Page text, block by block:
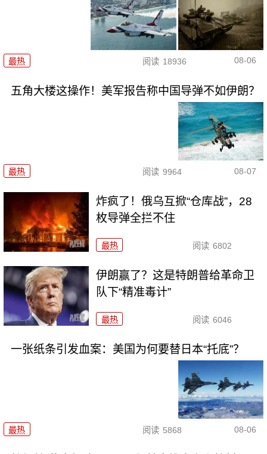
最热 阅读 18936 08-06
五角大楼这操作！美军报告称中国导弹不如伊朗？
最热 阅读 9964 08-07
炸疯了！俄乌互掀“仓库战”，28
枚导弹全拦不住
最热 阅读 6802
伊朗赢了？这是特朗普给革命卫
队下“精准毒计”
最热 阅读 6046
一张纸条引发血案：美国为何要替日本“托底”？
最热 阅读 5868 08-06